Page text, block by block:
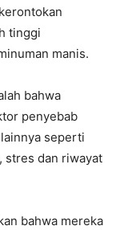
tinggi
manis.
bahwa
penyebab
seperti
stres dan riwayat
bahwa mereka